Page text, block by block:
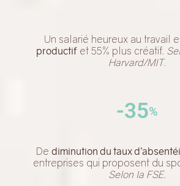
Un salarié heureux au travail
productifet 55% plus créatif.
Harvard/MIT.
-35%
De diminution du taux
entreprises qui proposent du
Selon la FSE.